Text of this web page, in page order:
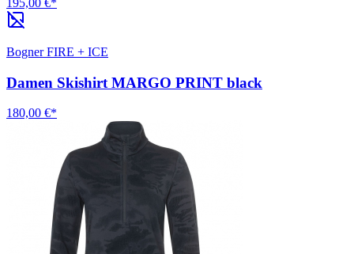
195,00 €*
Bogner FIRE + ICE
Damen Skishirt MARGO PRINT black
180,00 €*